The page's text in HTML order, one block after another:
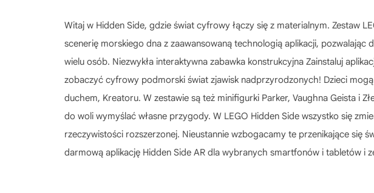
Witaj w Hidden Side, gdzie świat cyfrowy łączy się z materialnym. Zestaw
scenerię morskiego dna z zaawansowaną technologią aplikacji,
wielu osób. Niezwykła interaktywna zabawka konstrukcyjna Zainstaluj
zobaczyć cyfrowy podmorski świat zjawisk nadprzyrodzonych! Dzieci
duchem, Kreatoru. W zestawie są też minifigurki Parker, Vaughna Geista i
do woli wymyślać własne przygody. W LEGO Hidden Side wszystko się
rzeczywistości rozszerzonej. Nieustannie wzbogacamy te przenikające się
darmową aplikację Hidden Side AR dla wybranych smartfonów i tabletów i